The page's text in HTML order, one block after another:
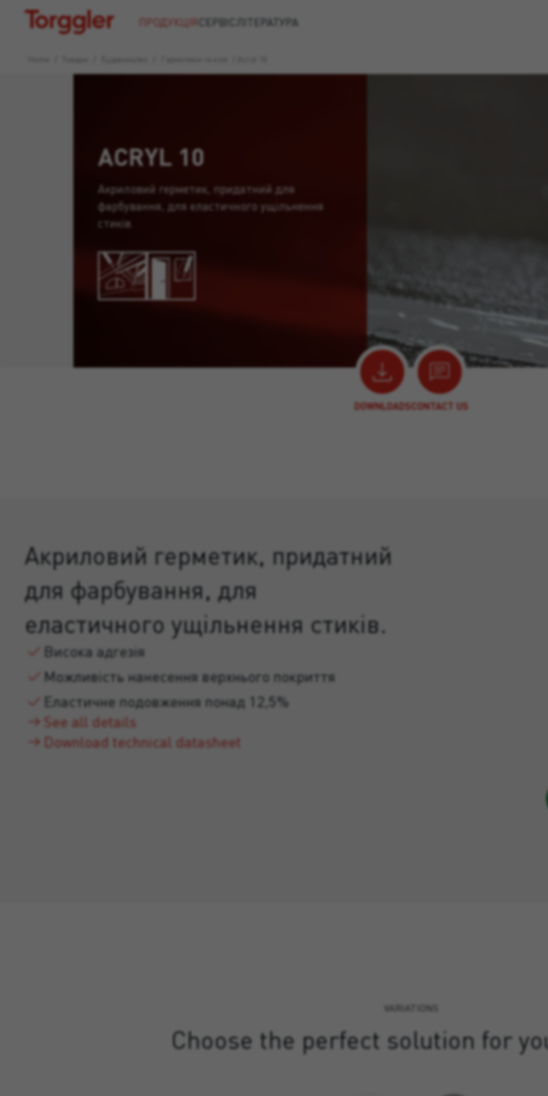
Torggler ПРОДУКЦІЯ СЕРВІС ЛІТЕРАТУРА
ACRYL 10
Акриловий герметик, придатний для
фарбування, для еластичного ущільнення
стиків.
DOWNLOADSCONTACT US
Акриловий герметик, придатний
для фарбування, для
еластичного ущільнення стиків.
Висока адгезія
Можливість нанесення верхнього покриття
Еластичне подовження понад 12,5%
See all details
Download technical datasheet
VARIATIONS
Choose the perfect solution for